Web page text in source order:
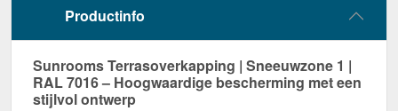
Productinfo
Sunrooms Terrasoverkapping | Sneeuwzone 1 |
RAL 7016 – Hoogwaardige bescherming met een
stijlvol ontwerp